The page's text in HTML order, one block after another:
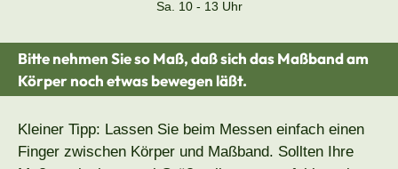
Sa. 10 - 13 Uhr
Bitte nehmen Sie so Maß, daß sich das Maßband am
Körper noch etwas bewegen läßt.
Kleiner Tipp: Lassen Sie beim Messen einfach einen
Finger zwischen Körper und Maßband. Sollten Ihre